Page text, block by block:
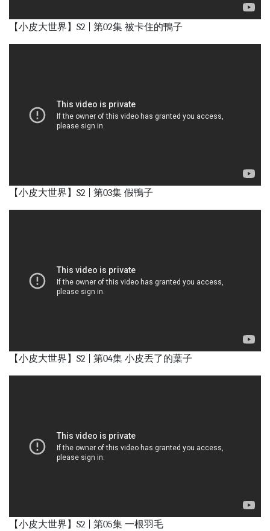
【小皮大世界】S2 | 第02集 被卡住的鴨子
【小皮大世界】S2 | 第03集 假鴨子
【小皮大世界】S2 | 第04集 小皮丟了的葉子
【小皮大世界】S2 | 第05集 一根羽毛